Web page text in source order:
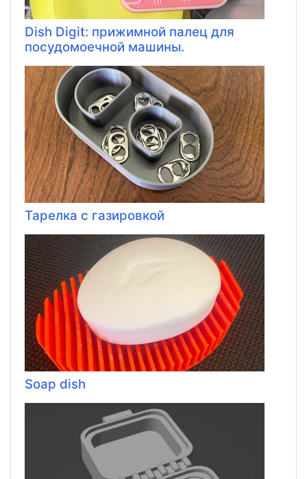
Dish Digit: прижимной палец для
посудомоечной машины.
Тарелка с газировкой
Soap dish